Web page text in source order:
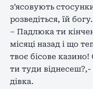
з’ясовують
розведіться, їй богу.
– Падлюка ти
місяці назад і що
твоє бісове
ти туди
дівка.